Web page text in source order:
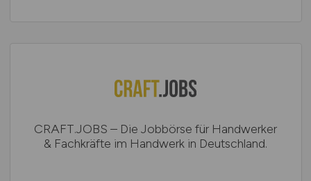
CRAFT.JOBS – Die Jobbörse für Handwerker
& Fachkräfte im Handwerk in Deutschland.